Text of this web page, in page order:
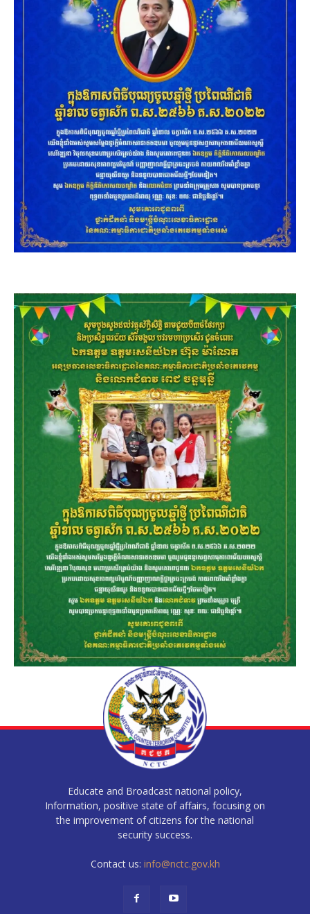
Educate and Broadcast national policy,
Information, positive state of affairs, focusing on
the improvement of citizens for the national
security success.
Contact us: info@nctc.gov.kh